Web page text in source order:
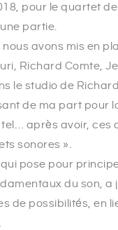
pour le quartet
partie.
nous avons mis en
Richard Comte,
le studio de
de ma part
après avoir,
sonores ».
pose pour
du son, a
de possibilités, en